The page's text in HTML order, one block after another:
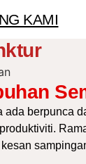
KAMI
berpunca